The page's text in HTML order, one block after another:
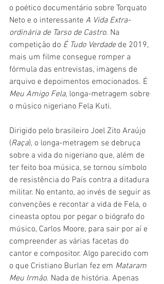
o poético documentário sobre Torquato
Neto e o interessante A Vida Extra-
ordinária de Tarso de Castro. Na
competição do É Tudo Verdade de 2019,
mais um filme consegue romper a
fórmula das entrevistas, imagens de
arquivo e depoimentos emocionados. É
Meu Amigo Fela, longa-metragem sobre
o músico nigeriano Fela Kuti.
Dirigido pelo brasileiro Joel Zito Araújo
(Raça), o longa-metragem se debruça
sobre a vida do nigeriano que, além de
ter feito boa música, se tornou símbolo
de resistência do País contra a ditadura
militar. No entanto, ao invés de seguir as
convenções e recontar a vida de Fela, o
cineasta optou por pegar o biógrafo do
músico, Carlos Moore, para sair por aí e
compreender as várias facetas do
cantor e compositor. Algo parecido com
o que Cristiano Burlan fez em Mataram
Meu Irmão. Nada de história. Apenas